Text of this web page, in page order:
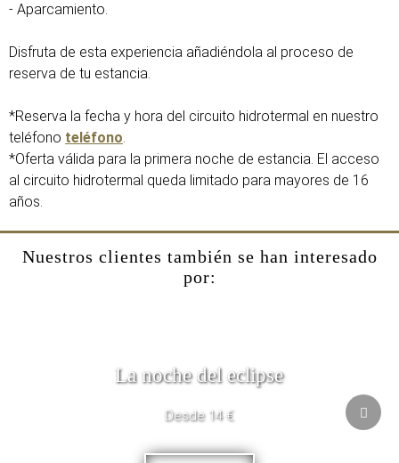
- Aparcamiento.
Disfruta de esta experiencia añadiéndola al proceso de
reserva de tu estancia.
*Reserva la fecha y hora del circuito hidrotermal en nuestro
teléfono teléfono.
*Oferta válida para la primera noche de estancia. El acceso
al circuito hidrotermal queda limitado para mayores de 16
años.
Nuestros clientes también se han interesado
por:
La noche del eclipse
Desde 14 €